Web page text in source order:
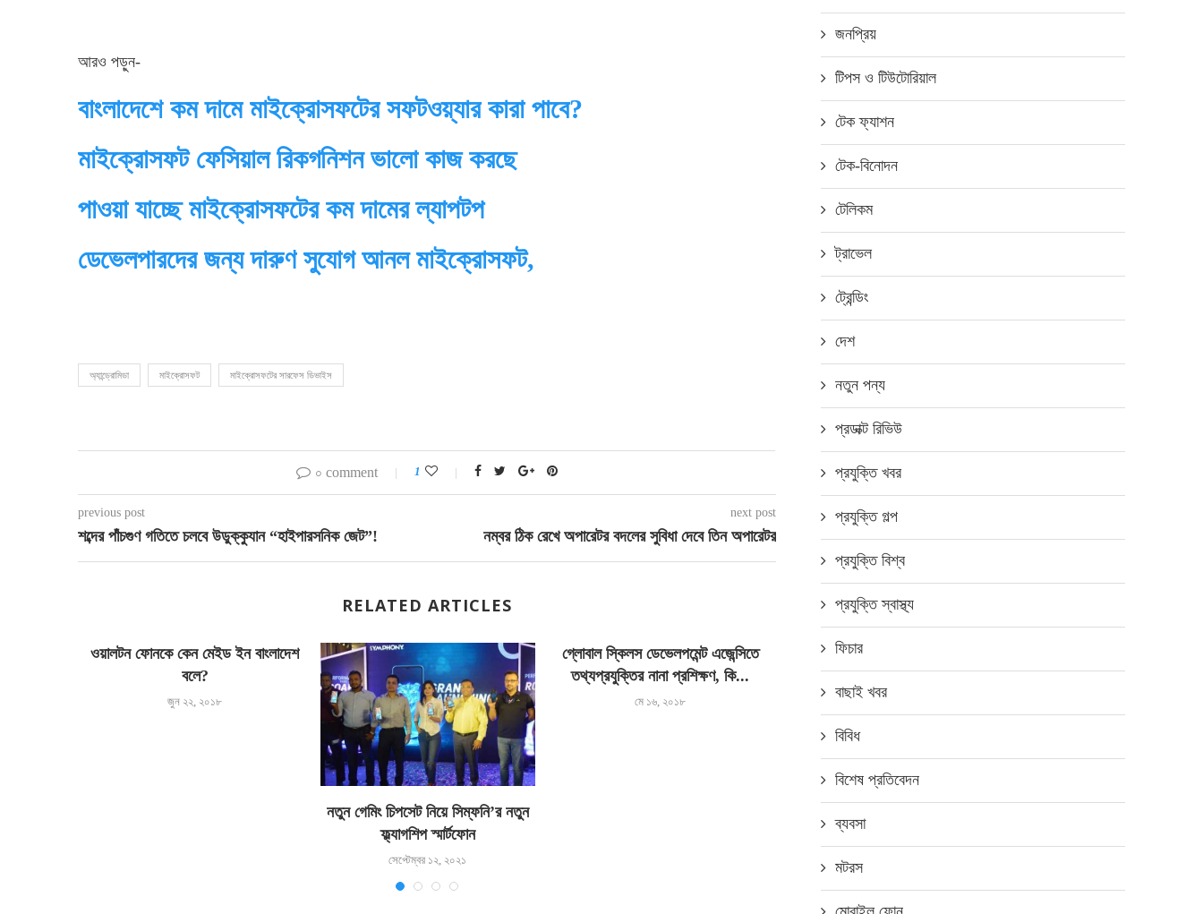
আরও পড়ুন-
বাংলাদেশে কম দামে মাইক্রোসফটের সফটওয়্যার কারা পাবে?
মাইক্রোসফট ফেসিয়াল রিকগনিশন ভালো কাজ করছে
পাওয়া যাচ্ছে মাইক্রোসফটের কম দামের ল্যাপটপ
ডেভেলপারদের জন্য দারুণ সুযোগ আনল মাইক্রোসফট,
অ্যান্ড্রোমিডা মাইক্রোসফট মাইক্রোসফটের সারফেস ডিভাইস
০ comment 1
previous post
শব্দের পাঁচগুণ গতিতে চলবে উডুক্কুযান “হাইপারসনিক জেট”!
next post
নম্বর ঠিক রেখে অপারেটর বদলের সুবিধা দেবে তিন অপারেটর
RELATED ARTICLES
ওয়ালটন ফোনকে কেন মেইড ইন বাংলাদেশ
বলে?
জুন ২২, ২০১৮
নতুন গেমিং চিপসেট নিয়ে সিম্ফনি’র নতুন
ফ্ল্যাগশিপ স্মার্টফোন
সেপ্টেম্বর ১২, ২০২১
গ্লোবাল স্কিলস ডেভেলপমেন্ট এজেন্সিতে
তথ্যপ্রযুক্তির নানা প্রশিক্ষণ, কি...
মে ১৬, ২০১৮
জেনে নিন দাম ও...
জনপ্রিয়
টিপস ও টিউটোরিয়াল
টেক ফ্যাশন
টেক-বিনোদন
টেলিকম
ট্রাভেল
ট্রেন্ডিং
দেশ
নতুন পন্য
প্রডাক্ট রিভিউ
প্রযুক্তি খবর
প্রযুক্তি গল্প
প্রযুক্তি বিশ্ব
প্রযুক্তি স্বাস্থ্য
ফিচার
বাছাই খবর
বিবিধ
বিশেষ প্রতিবেদন
ব্যবসা
মটরস